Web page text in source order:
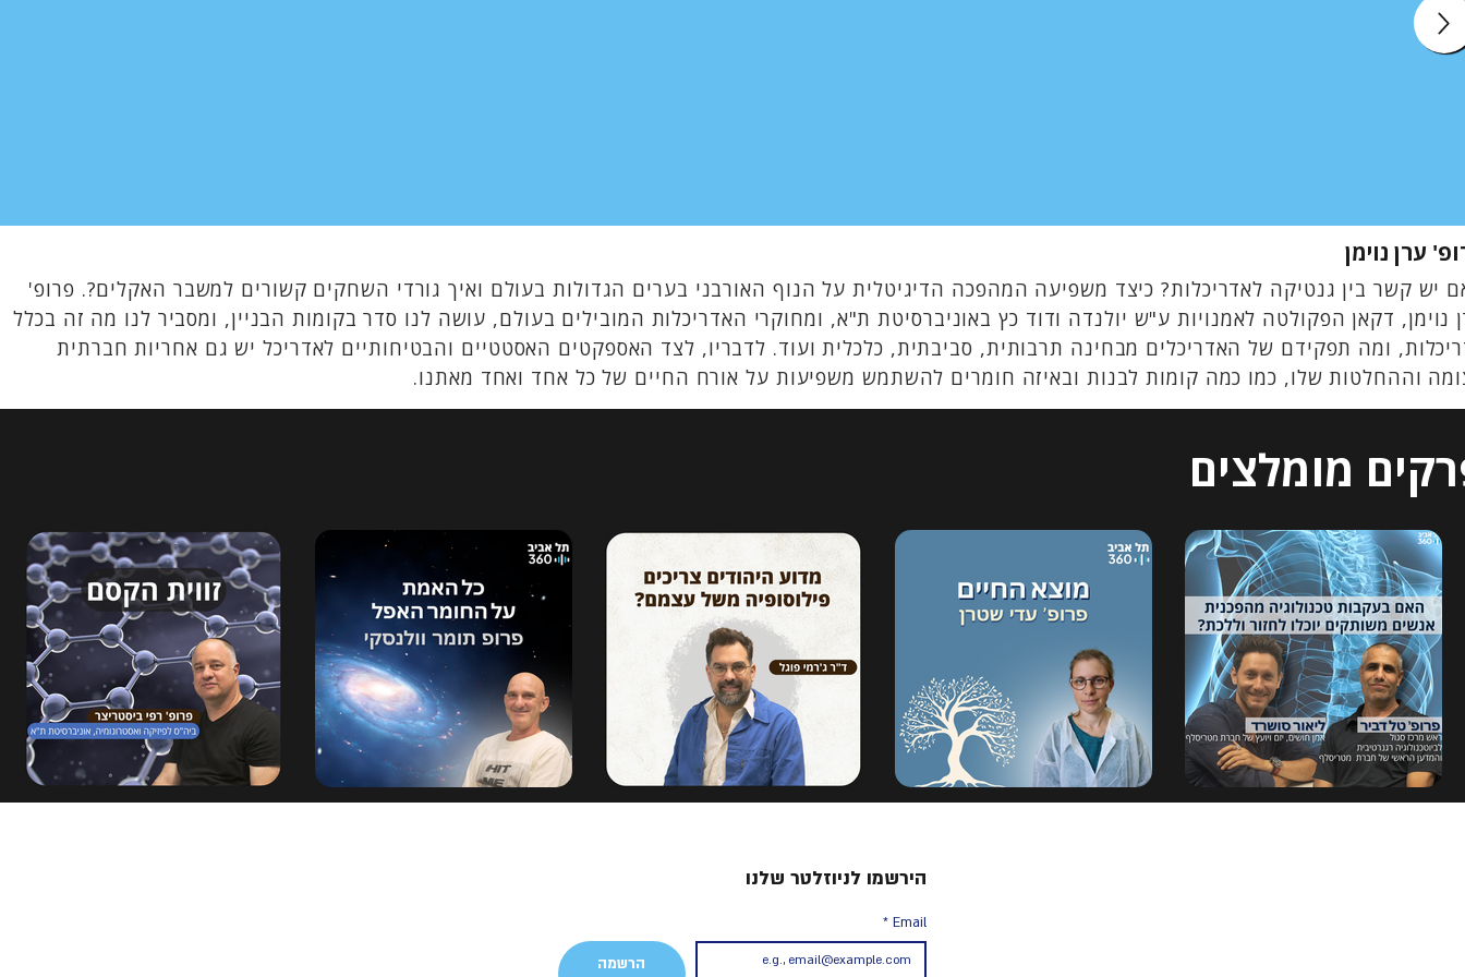
ערן נוימן
יש קשר בין גנטיקה לאדריכלות? כיצד משפיעה המהפכה הדיגיטלית על הנוף האורבני בערים הגדולות בעולם ואיך גורדי השחקים קשורים למשבר האקלים?. פרופ'
נוימן, דקאן הפקולטה לאמנויות ע"ש יולנדה ודוד כץ באוניברסיטת ת"א, ומחוקרי האדריכלות המובילים בעולם, עושה לנו סדר בקומות הבניין, ומסביר לנו מה זה בכלל
ומה תפקידם של האדריכלים מבחינה תרבותית, סביבתית, כלכלית ועוד. לדבריו, לצד האספקטים האסטטיים והבטיחותיים לאדריכל יש גם אחריות חברתית
וההחלטות שלו, כמו כמה קומות לבנות ובאיזה חומרים להשתמש משפיעות על אורח החיים של כל אחד ואחד מאתנו.
מומלצים
הירשמו לניוזלטר שלנו
Email
*
הרשמה